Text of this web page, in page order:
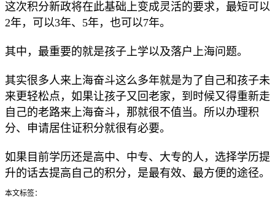
这次积分新政将在此基础上变成灵活的要求，最短可以
2年，可以3年、5年，也可以7年。
其中，最重要的就是孩子上学以及落户上海问题。
其实很多人来上海奋斗这么多年就是为了自己和孩子未
来更轻松点，如果让孩子又回老家，到时候又得重新走
自己的老路来上海奋斗，那就很不值当。所以办理积
分、申请居住证积分就很有必要。
如果目前学历还是高中、中专、大专的人，选择学历提
升的话去提高自己的积分，是最有效、最方便的途径。
本文标签：